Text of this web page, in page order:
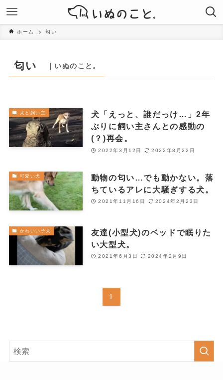
ホーム 匂い
匂い ｜いぬのこと。
犬と飼い主
犬「えっと、誰だっけ…」2年
ぶりに飼い主さんとの感動の
(？)再会。
2022年3月12日 2022年8月22日
可愛い犬
動物の匂い…でも動かない。落
ちているアレに大騒ぎする犬。
2021年11月16日 2024年2月23日
かわいい子犬
友達(小型犬)のベッドで眠りた
い大型犬。
2021年6月3日 2024年2月9日
1